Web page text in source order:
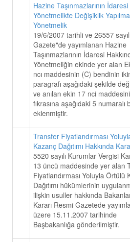
Hazine Taşınmazlarının
Yönetmelikte Değişiklik
Yönetmelik
19/6/2007 tarihli ve 26557
Gazete"de yayımlanan Hazine
Taşınmazlarının İdaresi
Yönetmeliğin ekinde yer alan
ncı maddesinin (C) bendinin
paragrafı aşağıdaki şekilde
ve anılan ekin 17 nci
fıkrasına aşağıdaki 5 numaralı
eklenmiştir.
Transfer Fiyatlandırması
Kazanç Dağıtımı Hakkında
5520 sayılı Kurumlar Vergisi
13 üncü maddesinde yer alan
Fiyatlandırması Yoluyla Örtülü
Dağıtımı hükümlerinin
ilişkin usuller hakkında
Kararı Resmi Gazetede
üzere 15.11.2007 tarihinde
Başbakanlığa gönderilmiştir.